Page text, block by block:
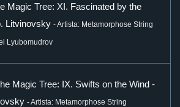
Magic Tree: XI. Fascinated by the
Litvinovsky - Artista: Metamorphose String
Lyubomudrov
Magic Tree: IX. Swifts on the Wind -
- Artista: Metamorphose String